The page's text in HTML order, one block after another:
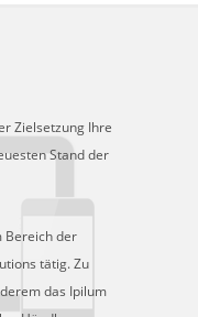
Zielsetzung Ihre
Stand der
Bereich der
tätig. Zu
das Ipilum